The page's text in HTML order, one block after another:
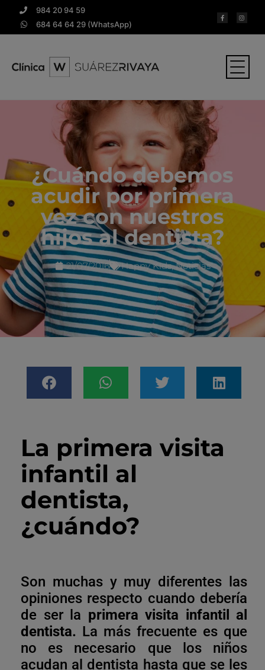
984 20 94 59
684 64 64 29 (WhatsApp)
¿Cuándo debemos
acudir por primera
vez con nuestros
hijos al dentista?
21/07/2016 Happy Kids,Noticias
La primera visita
infantil al
dentista,
¿cuándo?
Son muchas y muy diferentes las
opiniones respecto cuando debería
de ser la primera visita infantil al
dentista. La más frecuente es que
no es necesario que los niños
acudan al dentista hasta que se les